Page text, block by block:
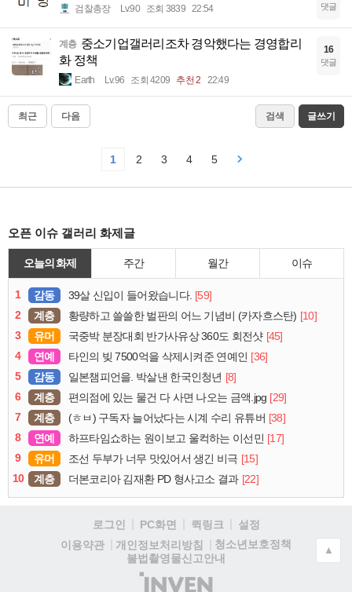
검찰총장 Lv.90 조회 3839 22:54 댓글
계층 중소기업갤러리조차 경악했다는 경영합리
화 정책
Earth Lv.96 조회 4209 추천 2 22:49
16
댓글
최근 다음 검색 글쓰기
1 2 3 4 5
오픈 이슈 갤러리 화제글
오늘의 화제 주간 월간 이슈
1 감동 39살 신입이 들어왔습니다. [59]
2
계층 황량하고 쓸쓸한 벌판의 어느 기념비 (카자흐스탄) [10]
3
유머 국중박 분장대회 반가사유상 360도 회전샷 [45]
4
연예 타인의 빚 7500억을 삭제시켜준 연예인 [36]
5
감동 일본챔피언을. 박살낸 한국인청년 [8]
6
계층 편의점에 있는 물건 다 사면 나오는 금액.jpg [29]
7
계층 (ㅎㅂ) 구독자 늘어났다는 시계 수리 유튜버 [38]
8
연예 하프타임쇼하는 원이보고 울컥하는 이선민 [17]
9
유머 조선 두부가 너무 맛있어서 생긴 비극 [15]
10
계층 더본코리아 김재환 PD 형사고소 결과 [22]
로그인 PC화면 퀵링크
설정
이용약관
개인정보처리방침
청소년보호정책
불법촬영물신고안내
(주)
▲